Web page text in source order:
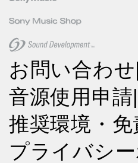
お問い合わせ|
音源使用申請|
推奨環境・免
プライバシ